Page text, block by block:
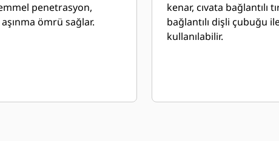
penetrasyon,
aşınma ömrü sağlar.
kenar, cıvata bağlantılı
bağlantılı dişli çubuğu
kullanılabilir.